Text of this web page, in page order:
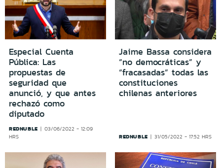
Especial Cuenta
Pública: Las
propuestas de
seguridad que
anunció, y que antes
rechazó como
diputado
REDNUBLE
03/06/2022 - 12:09
HRS
Jaime Bassa considera
“no democráticas” y
“fracasadas” todas las
constituciones
chilenas anteriores
REDNUBLE 31/05/2022 - 17:52 HRS